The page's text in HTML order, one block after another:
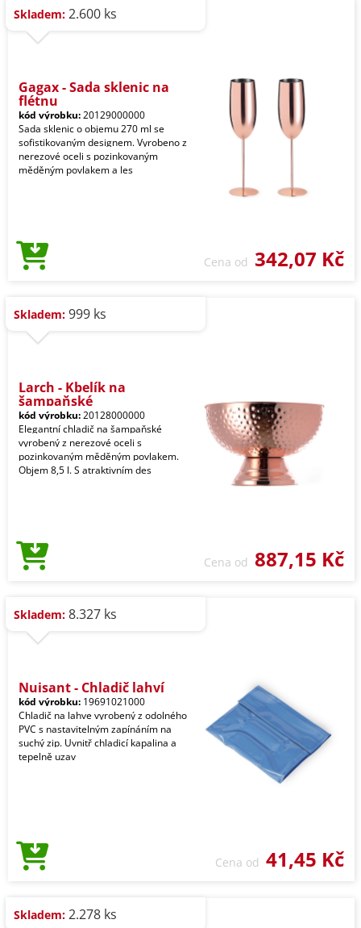
Skladem: 2.600 ks
Gagax - Sada sklenic na
flétnu
kód výrobku:20129000000
Sada sklenic o objemu 270 ml se
sofistikovaným designem. Vyrobeno z
nerezové oceli s pozinkovaným
měděným povlakem a les
Cena od 342,07 Kč
Skladem: 999 ks
Larch - Kbelík na
šampaňské
kód výrobku:20128000000
Elegantní chladič na šampaňské
vyrobený z nerezové oceli s
pozinkovaným měděným povlakem.
Objem 8,5 l. S atraktivním des
Cena od 887,15 Kč
Skladem: 8.327 ks
Nuisant - Chladič lahví
kód výrobku: 19691021000
Chladič na lahve vyrobený z odolného
PVC s nastavitelným zapínáním na
suchý zip. Uvnitř chladicí kapalina a
tepelně uzav
Cena od 41,45 Kč
Skladem: 2.278 ks